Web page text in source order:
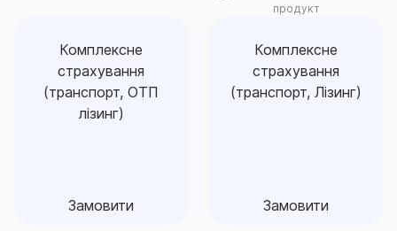
продукт
Комплексне
страхування
(транспорт, ОТП
лізинг)
Замовити
страхування
(транспорт, ОТП
Комплексне
страхування
(транспорт, Лізинг)
Замовити
Комплексне
страхування